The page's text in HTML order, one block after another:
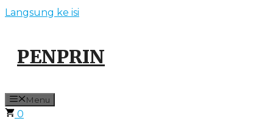
Langsung ke isi
PENPRIN
Menu
0